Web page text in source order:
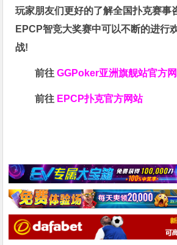
玩家朋友们更好的了解全国扑克赛事
EPCP智竞大奖赛中可以不断的进行
战!
前往GGPoker亚洲旗舰站官方
前往 EPCP扑克官方网站